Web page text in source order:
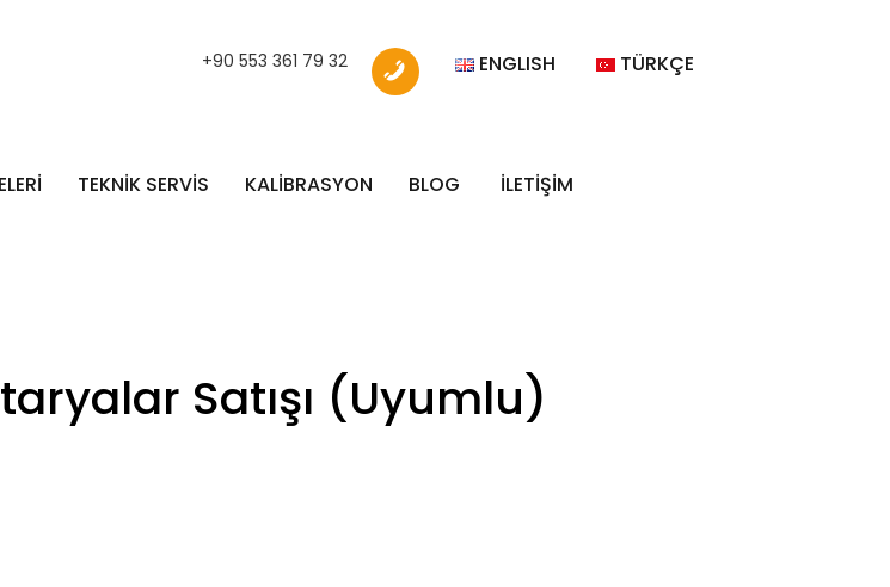
+90 553 361 79 32 ENGLISH TÜRKÇE
TEKNİK SERVİS KALİBRASYON BLOG İLETİŞİM
Satışı (Uyumlu)